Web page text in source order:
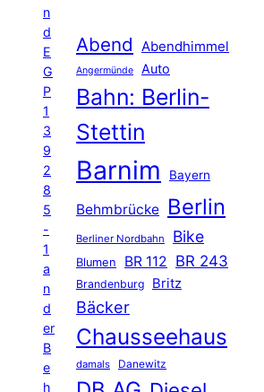
n
d
E
G
P
1
3
9
2
8
5
-
1
a
n
d
er
B
e
h
Abend Abendhimmel
Angermünde Auto
Bahn: Berlin-
Stettin
Barnim Bayern
Behmbrücke Berlin
Berliner Nordbahn Bike
Blumen BR 112 BR 243
Brandenburg Britz
Bäcker
Chausseehaus
damals Danewitz